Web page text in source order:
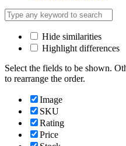
Hide similarities
Highlight differences
Select the fields to be shown.
to rearrange the order.
Image
SKU
Rating
Price